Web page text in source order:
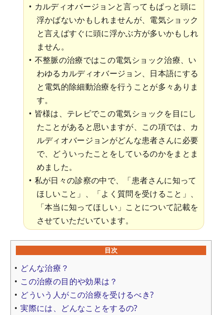
カルディオバージョンと言ってもぱっと頭に
浮かばないかもしれませんが、電気ショック
と言えばすぐに頭に浮かぶ方が多いかもしれ
ません。
不整脈の治療ではこの電気ショック治療、い
わゆるカルディオバージョン、日本語にする
と電気的除細動治療を行うことが多々ありま
す。
皆様は、テレビでこの電気ショックを目にし
たことがあると思いますが、この項では、カ
ルディオバージョンがどんな患者さんに必要
で、どういったことをしているのかをまとま
めました。
私が日々の診察の中で、「患者さんに知って
ほしいこと」、「よく質問を受けること」、
「本当に知ってほしい」ことについて記載を
させていただいています。
目次
どんな治療？
この治療の目的や効果は？
どういう人がこの治療を受けるべき?
実際には、どんなことをするの?